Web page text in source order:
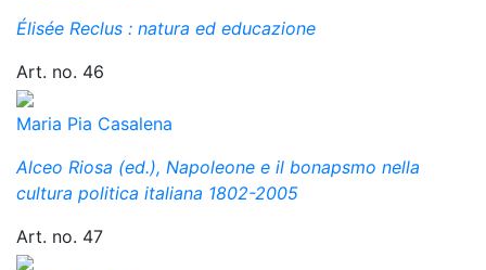
Élisée Reclus : natura ed educazione
Art. no. 46
Maria Pia Casalena
Alceo Riosa (ed.), Napoleone e il bonapsmo nella
cultura politica italiana 1802-2005
Art. no. 47